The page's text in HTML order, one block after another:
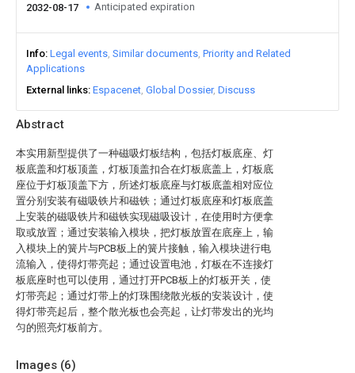
Abstract
本实用新型提供了一种磁吸灯板结构，包括灯板底座、灯
板底盖和灯板顶盖，灯板顶盖扣合在灯板底盖上，灯板底
座位于灯板顶盖下方，所述灯板底座与灯板底盖相对应位
置分别安装有磁吸铁片和磁铁；通过灯板底座和灯板底盖
上安装的磁吸铁片和磁铁实现磁吸设计，在使用时方便拿
取或放置；通过安装输入模块，把灯板放置在底座上，输
入模块上的簧片与PCB板上的簧片接触，输入模块进行电
流输入，使得灯带亮起；通过设置电池，灯板在不连接灯
板底座时也可以使用，通过打开PCB板上的灯板开关，使
灯带亮起；通过灯带上的灯珠围绕散光板的安装设计，使
得灯带亮起后，整个散光板也会亮起，让灯带发出的光均
匀的照亮灯板前方。
Images (6)
2032-08-17 Anticipated expiration
Info Legal events Similar documents Priority and Related
Applications
External links Espacenet Global Dossier Discuss